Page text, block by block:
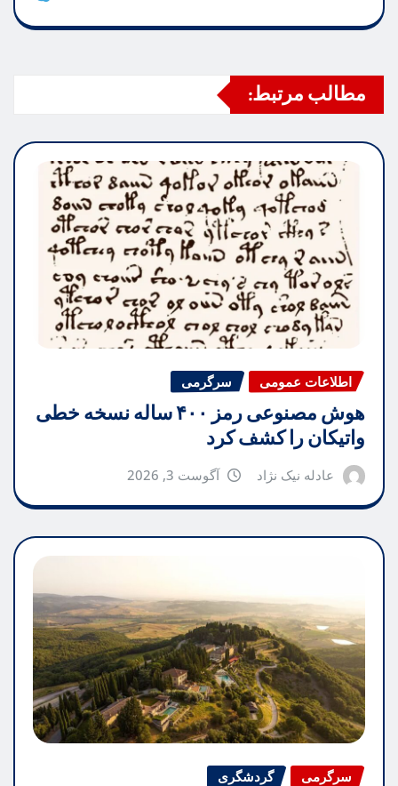
مطالب مرتبط:
اطلاعات عمومی سرگرمی
هوش مصنوعی رمز ۴۰۰ ساله نسخه خطی
واتیکان را کشف کرد
عادله نیک نژاد آگوست 3, 2026
سرگرمی گردشگری